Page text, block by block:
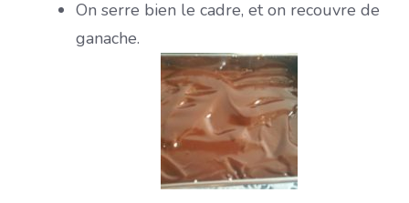
On serre bien le cadre, et on recouvre de
ganache.